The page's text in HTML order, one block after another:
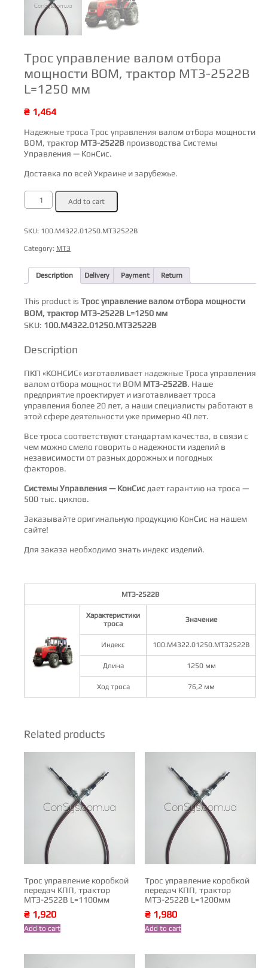
Трос управление валом отбора
мощности ВОМ, трактор МТЗ-2522В
L=1250 мм
₴ 1,464
Надежные троса Трос управления валом отбора мощности
ВОМ, трактор МТЗ-2522В производства Системы
Управления — КонСис.
Доставка по всей Украине и зарубежье.
Трос
управление
валом
мощности
трактор
МТЗ-2522В
мм
quantity
Add to cart
SKU: 100.М4322.01250.МТЗ2522В
Category: МТЗ
Description Delivery Payment Return
This product is Трос управление валом отбора мощности
ВОМ, трактор МТЗ-2522В L=1250 мм
SKU: 100.М4322.01250.МТЗ2522В
Description
ПКП «КОНСИС» изготавливает надежные Троса управления
валом отбора мощности ВОМ МТЗ-2522В. Наше
предприятие проектирует и изготавливает троса
управления более 20 лет, а наши специалисты работают в
этой сфере деятельности уже примерно 40 лет.
Все троса соответствуют стандартам качества, в связи с
чем можно смело говорить о надежности изделий в
независимости от разных дорожных и погодных
факторов.
Системы Управления — КонСисдает гарантию на троса —
500 тыс. циклов.
Заказывайте оригинальную продукцию КонСис на нашем
сайте!
Для заказа необходимо знать индекс изделий.
МТЗ-2522В
Характеристики
троса
Значение
Индекс 100.М4322.01250.МТЗ2522В
Длина 1250 мм
Ход троса 76,2 мм
Related products
Трос управление коробкой
передач КПП, трактор
МТЗ-2522В L=1100мм
₴ 1,920
Add to cart
Трос управление коробкой
передач КПП, трактор
МТЗ-2522В L=1200мм
₴ 1,980
Add to cart